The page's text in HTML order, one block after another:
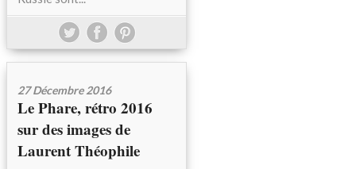
27 Décembre 2016
Le Phare, rétro 2016
sur des images de
Laurent Théophile